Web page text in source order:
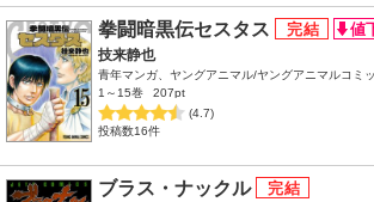
拳闘暗黒伝セスタス
技来静也
青年マンガ、ヤングアニマル/ヤングアニマルコミ
1～15巻
207pt
(4.7)
投稿数16件
ブラス・ナックル